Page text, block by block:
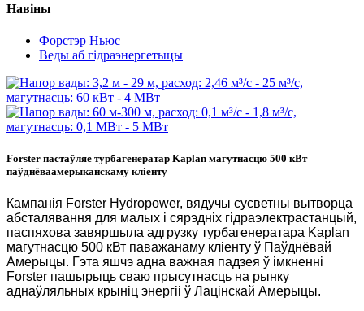
Навіны
Форстэр Ньюс
Веды аб гідраэнергетыцы
Forster пастаўляе турбагенератар Kaplan магутнасцю 500 кВт
паўднёваамерыканскаму кліенту
Кампанія Forster Hydropower, вядучы сусветны вытворца
абсталявання для малых і сярэдніх гідраэлектрастанцый,
паспяхова завяршыла адгрузку турбагенератара Kaplan
магутнасцю 500 кВт паважанаму кліенту ў Паўднёвай
Амерыцы. Гэта яшчэ адна важная падзея ў імкненні
Forster пашырыць сваю прысутнасць на рынку
аднаўляльных крыніц энергіі ў Лацінскай Амерыцы.